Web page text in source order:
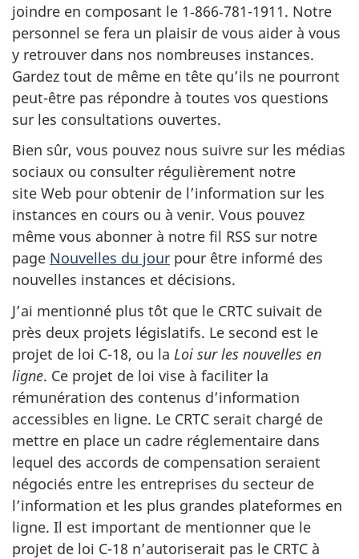
joindre en composant le 1‑866‑781-1911. Notre
personnel se fera un plaisir de vous aider à vous
y retrouver dans nos nombreuses instances.
Gardez tout de même en tête qu’ils ne pourront
peut-être pas répondre à toutes vos questions
sur les consultations ouvertes.
Bien sûr, vous pouvez nous suivre sur les médias
sociaux ou consulter régulièrement notre
site Web pour obtenir de l’information sur les
instances en cours ou à venir. Vous pouvez
même vous abonner à notre fil RSS sur notre
page Nouvelles du jour pour être informé des
nouvelles instances et décisions.
J’ai mentionné plus tôt que le CRTC suivait de
près deux projets législatifs. Le second est le
projet de loi C-18, ou la Loi sur les nouvelles en
ligne. Ce projet de loi vise à faciliter la
rémunération des contenus d’information
accessibles en ligne. Le CRTC serait chargé de
mettre en place un cadre réglementaire dans
lequel des accords de compensation seraient
négociés entre les entreprises du secteur de
l’information et les plus grandes plateformes en
ligne. Il est important de mentionner que le
projet de loi C-18 n’autoriserait pas le CRTC à